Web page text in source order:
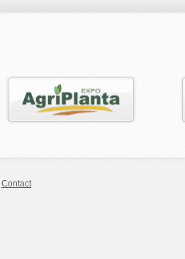
Contact